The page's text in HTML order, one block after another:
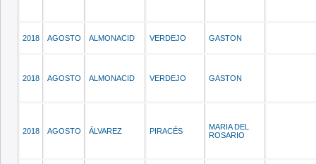
2018 AGOSTO ALMONACID VERDEJO GASTON
2018 AGOSTO ALMONACID VERDEJO GASTON
2018 AGOSTO ÁLVAREZ PIRACÉS
MARIA DEL
ROSARIO